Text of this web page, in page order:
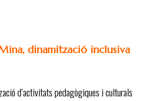
dinamització inclusiva
d’activitats pedagògiques i culturals